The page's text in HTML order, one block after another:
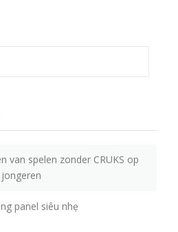
van spelen zonder CRUKS op
panel siêu nhẹ